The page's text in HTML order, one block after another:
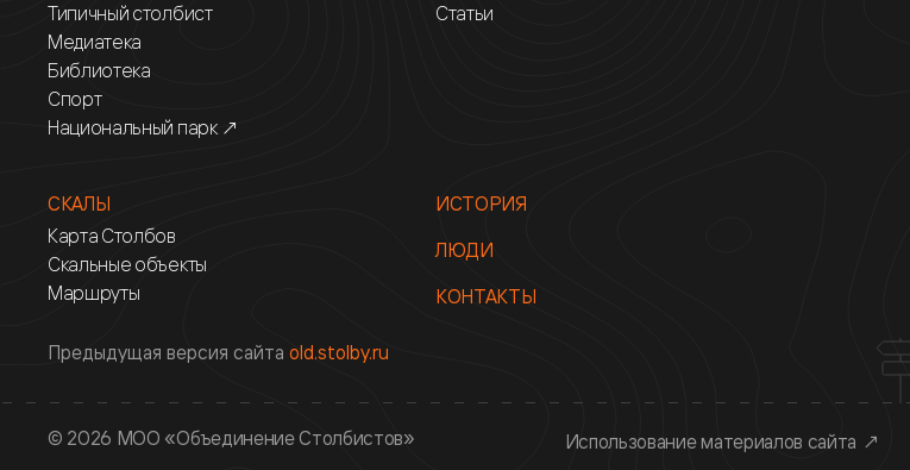
Типичный столбист
Медиатека
Библиотека
Спорт
Национальный парк ↗
Статьи
СКАЛЫ
Карта Столбов
Скальные объекты
Маршруты
ИСТОРИЯ
ЛЮДИ
КОНТАКТЫ
Предыдущая версия сайта old.stolby.ru
© 2026 МОО «Объединение Столбистов» Использование материалов сайта ↗